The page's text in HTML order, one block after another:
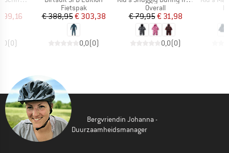
prijs
(0)
Productgroep
Fietspak
Prijs
€ 388,95Verlaagde prijs
€ 303,38
0,0(0)
Productgroep
Overall
Prijs
€ 79,95Verlaagde prijs
€ 31,98
0,0(0)
Bergvriendin Johanna -
Duurzaamheidsmanager